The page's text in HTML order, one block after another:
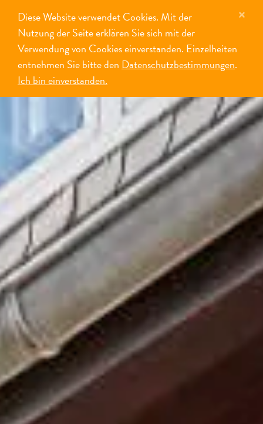
×
Diese Website verwendet Cookies. Mit der
Nutzung der Seite erklären Sie sich mit der
Verwendung von Cookies einverstanden. Einzelheiten
entnehmen Sie bitte den Datenschutzbestimmungen.
Ich bin einverstanden.